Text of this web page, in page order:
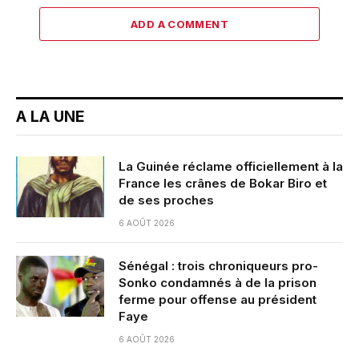
ADD A COMMENT
A LA UNE
La Guinée réclame officiellement à la
France les crânes de Bokar Biro et
de ses proches
6 AOÛT 2026
Sénégal : trois chroniqueurs pro-
Sonko condamnés à de la prison
ferme pour offense au président
Faye
6 AOÛT 2026